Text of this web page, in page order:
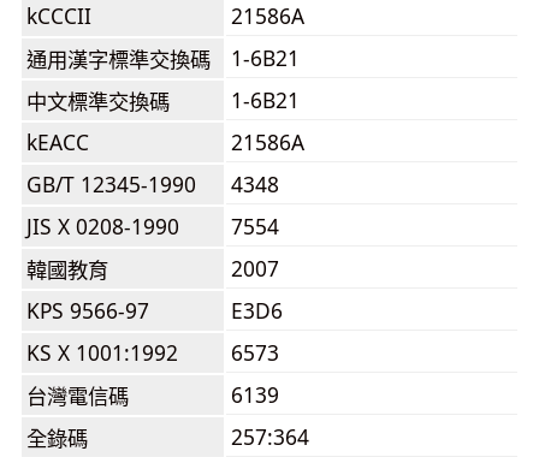
kCCCII
21586A
通用漢字標準交換碼
1-6B21
中文標準交換碼
1-6B21
kEACC
21586A
GB/T 12345-1990
4348
JIS X 0208-1990
7554
韓國教育
2007
KPS 9566-97
E3D6
KS X 1001:1992
6573
台灣電信碼
6139
全錄碼
257:364